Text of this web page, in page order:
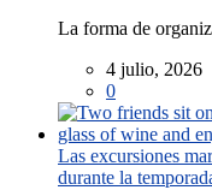
La forma de
4 julio, 2026
0
Las excursiones
durante la